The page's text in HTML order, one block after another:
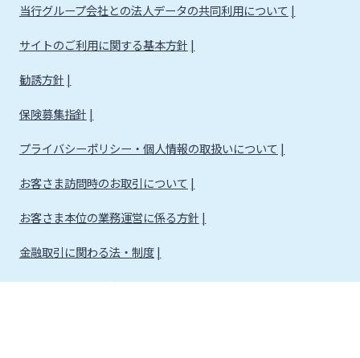
当行グループ会社との法人データの共同利用について
サイトのご利用に関する基本方針
勧誘方針
保険募集指針
プライバシーポリシー・個人情報の取扱いについて
お客さま訪問時のお取引について
お客さま本位の業務運営に係る方針
金融取引に関わる法・制度
金融取引に関わる方針